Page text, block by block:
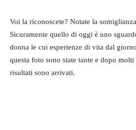
Voi la riconoscete? Notate la
Sicuramente quello di oggi è uno
donna le cui esperienze di vita dal
questa foto sono state tante e dopo
risultati sono arrivati.